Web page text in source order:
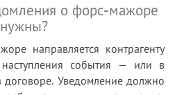
о форс-мажоре
направляется контрагенту
наступления события — или в
Уведомление должно